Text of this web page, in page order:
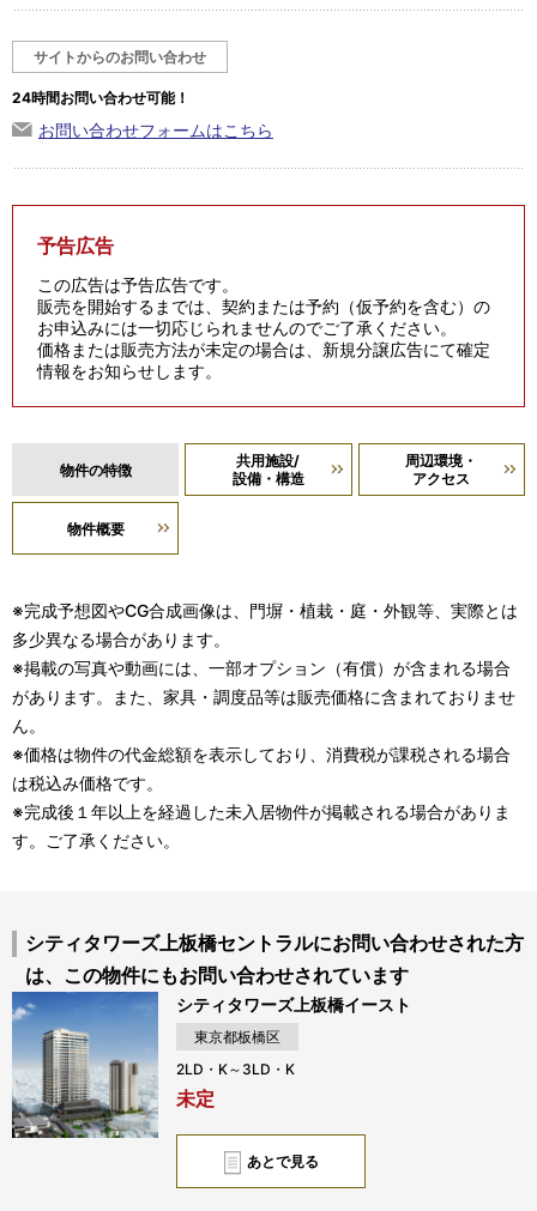
サイトからのお問い合わせ
24時間お問い合わせ可能！
お問い合わせフォームはこちら
予告広告
この広告は予告広告です。
販売を開始するまでは、契約または予約（仮予約を含む）の
お申込みには一切応じられませんのでご了承ください。
価格または販売方法が未定の場合は、新規分譲広告にて確定
情報をお知らせします。
物件の特徴
共用施設/
設備・構造
周辺環境・
アクセス
物件概要
※完成予想図やCG合成画像は、門塀・植栽・庭・外観等、実際とは
多少異なる場合があります。
※掲載の写真や動画には、一部オプション（有償）が含まれる場合
があります。また、家具・調度品等は販売価格に含まれておりませ
ん。
※価格は物件の代金総額を表示しており、消費税が課税される場合
は税込み価格です。
※完成後１年以上を経過した未入居物件が掲載される場合がありま
す。ご了承ください。
シティタワーズ上板橋セントラルにお問い合わせされた方
は、この物件にもお問い合わせされています
あとで見る
シティタワーズ上板橋イースト
東京都板橋区
2LD・K～3LD・K
未定